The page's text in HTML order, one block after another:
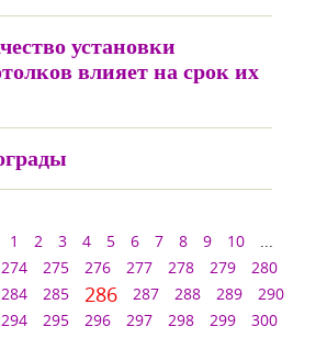
установки
влияет на срок их
1 2 3 4 5 6 7 8 9 10
...
274 275 276 277 278 279
280
284 285 286 287 288 289
290
294 295 296 297 298 299
300